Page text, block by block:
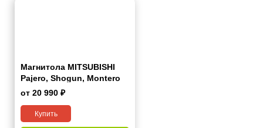
Магнитола MITSUBISHI
Pajero, Shogun, Montero
2007+ 7 дюймов - 10.1
от 20 990 ₽
Купить